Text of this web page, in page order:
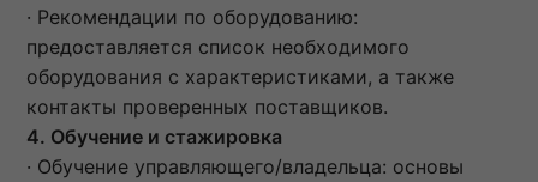
· Рекомендации по оборудованию:
предоставляется список необходимого
оборудования с характеристиками, а также
контакты проверенных поставщиков.
4. Обучение и стажировка
· Обучение управляющего/владельца: основы